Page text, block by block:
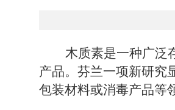
木质素是一种广泛
产品。芬兰一项新研究
包装材料或消毒产品等